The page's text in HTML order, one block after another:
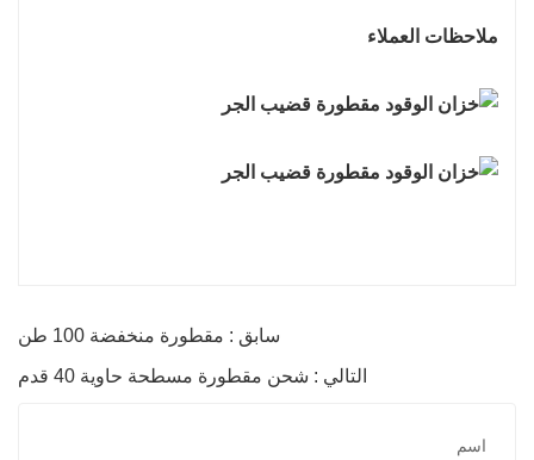
ملاحظات العملاء
سابق : مقطورة منخفضة 100 طن
التالي : شحن مقطورة مسطحة حاوية 40 قدم
اسم